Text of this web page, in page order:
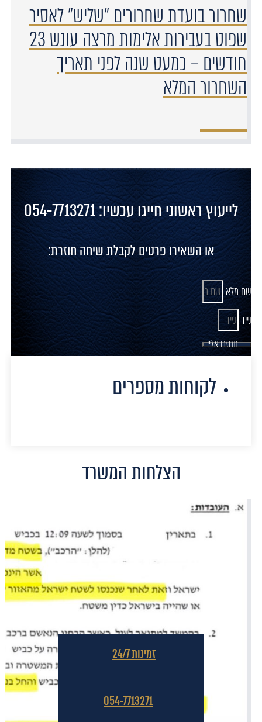
שחרור בועדת שחרורים "שליש" לאסיר
שפוט בעבירות אלימות מרצה עונש 23
חודשים – כמעט שנה לפני תאריך
השחרור המלא
לייעוץ ראשוני חייגו עכשיו: 054-7713271
או השאירו פרטים לקבלת שיחה חוזרת:
שם מלא
נייד
תחזרו אליי
לקוחות מספרים
הצלחות המשרד
זמינות 24/7
054-7713271